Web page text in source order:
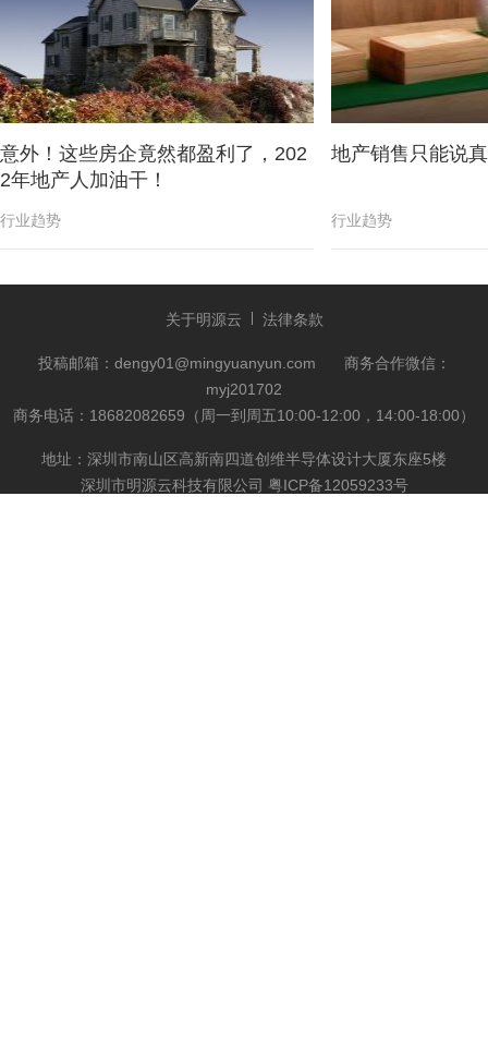
意外！这些房企竟然都盈利了，202
2年地产人加油干！
行业趋势
地产销售只能说
行业趋势
关于明源云 法律条款
投稿邮箱：dengy01@mingyuanyun.com
商务合作微信：
myj201702
商务电话：18682082659（周一到周五10:00-12:00，14:00-18:00）
地址：深圳市南山区高新南四道创维半导体设计大厦东座5楼
深圳市明源云科技有限公司 粤ICP备12059233号